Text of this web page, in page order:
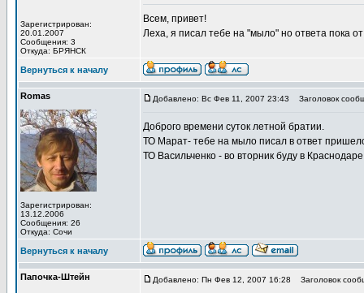
Зарегистрирован:
20.01.2007
Сообщения: 3
Откуда: БРЯНСК
Всем, привет!
Леха, я писал тебе на "мыло" но ответа пока
Вернуться к началу
Romas
Зарегистрирован:
13.12.2006
Сообщения: 26
Откуда: Сочи
Добавлено: Вс Фев 11, 2007 23:43 Заголовок
Доброго времени суток летной братии.
ТО Марат- тебе на мыло писал в ответ
ТО Васильченко - во вторник буду в
Вернуться к началу
Папочка-Штейн Добавлено: Пн Фев 12, 2007 16:28 Заголовок